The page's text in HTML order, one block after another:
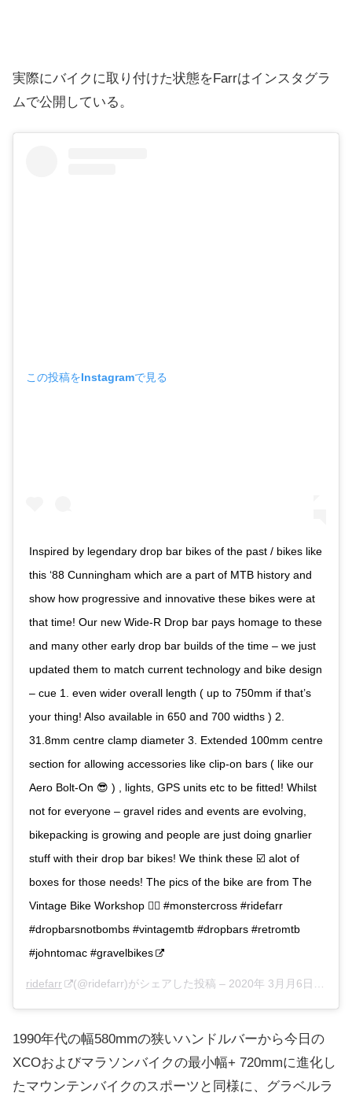
実際にバイクに取り付けた状態をFarrはインスタグラ
ムで公開している。
この投稿をInstagramで見る
Inspired by legendary drop bar bikes of the past / bikes like
this ‘88 Cunningham which are a part of MTB history and
show how progressive and innovative these bikes were at
that time! Our new Wide-R Drop bar pays homage to these
and many other early drop bar builds of the time – we just
updated them to match current technology and bike design
– cue 1. even wider overall length ( up to 750mm if that’s
your thing! Also available in 650 and 700 widths ) 2.
31.8mm centre clamp diameter 3. Extended 100mm centre
section for allowing accessories like clip-on bars ( like our
Aero Bolt-On 😎 ) , lights, GPS units etc to be fitted! Whilst
not for everyone – gravel rides and events are evolving,
bikepacking is growing and people are just doing gnarlier
stuff with their drop bar bikes! We think these ☑️ alot of
boxes for those needs! The pics of the bike are from The
Vintage Bike Workshop 👍🏻 #monstercross #ridefarr
#dropbarsnotbombs #vintagemtb #dropbars #retromtb
#johntomac #gravelbikes
ridefarr (@ridefarr)がシェアした投稿 – 2020年 3月月6日午後5時20分PST
1990年代の幅580mmの狭いハンドルバーから今日の
XCOおよびマラソンバイクの最小幅+ 720mmに進化し
たマウンテンバイクのスポーツと同様に、グラベルラ